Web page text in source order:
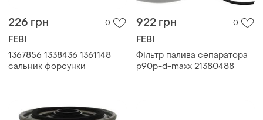
226 грн 0
FEBI
1367856 1338436 1361148
сальник форсунки
922 грн 0
FEBI
Фільтр палива сепаратора
p90p-d-maxx 21380488